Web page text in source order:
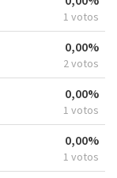
1 votos
0,00%
2 votos
0,00%
1 votos
0,00%
1 votos